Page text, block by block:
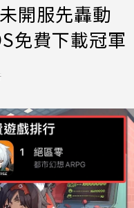
開服先轟動
免費下載冠軍